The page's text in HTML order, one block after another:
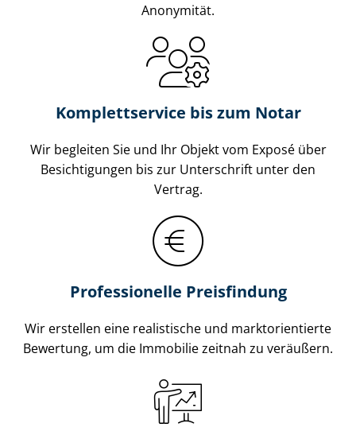
Anonymität.
Komplettservice bis zum Notar
Wir begleiten Sie und Ihr Objekt vom Exposé über
Besichtigungen bis zur Unterschrift unter den
Vertrag.
Professionelle Preisfindung
Wir erstellen eine realistische und markt­ori­en­tier­te
Bewertung, um die Immobilie zeitnah zu veräußern.